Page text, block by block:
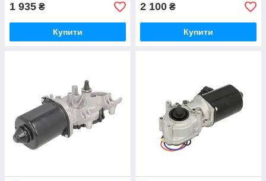
1 935 ₴
Купити
2 100 ₴
Купити